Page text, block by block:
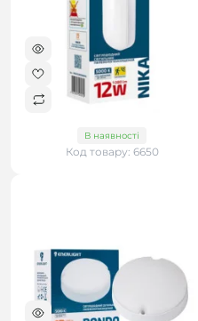
В наявності
Код товару: 6650